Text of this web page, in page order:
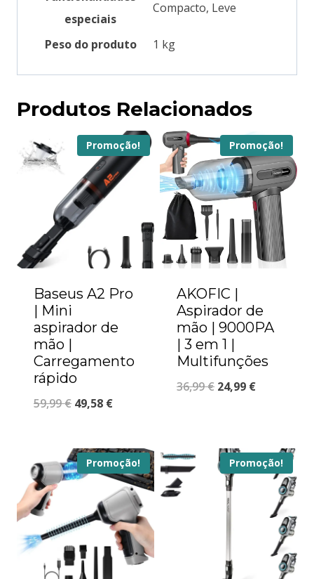
especiais
‎Compacto, Leve
Peso do produto ‎1 kg
Produtos Relacionados
Promoção!
Baseus A2 Pro
| Mini
aspirador de
mão |
Carregamento
rápido
59,99€ 49,58 €
Promoção!
AKOFIC |
Aspirador de
mão | 9000PA
| 3 em 1 |
Multifunções
36,99€ 24,99 €
Promoção! Promoção!